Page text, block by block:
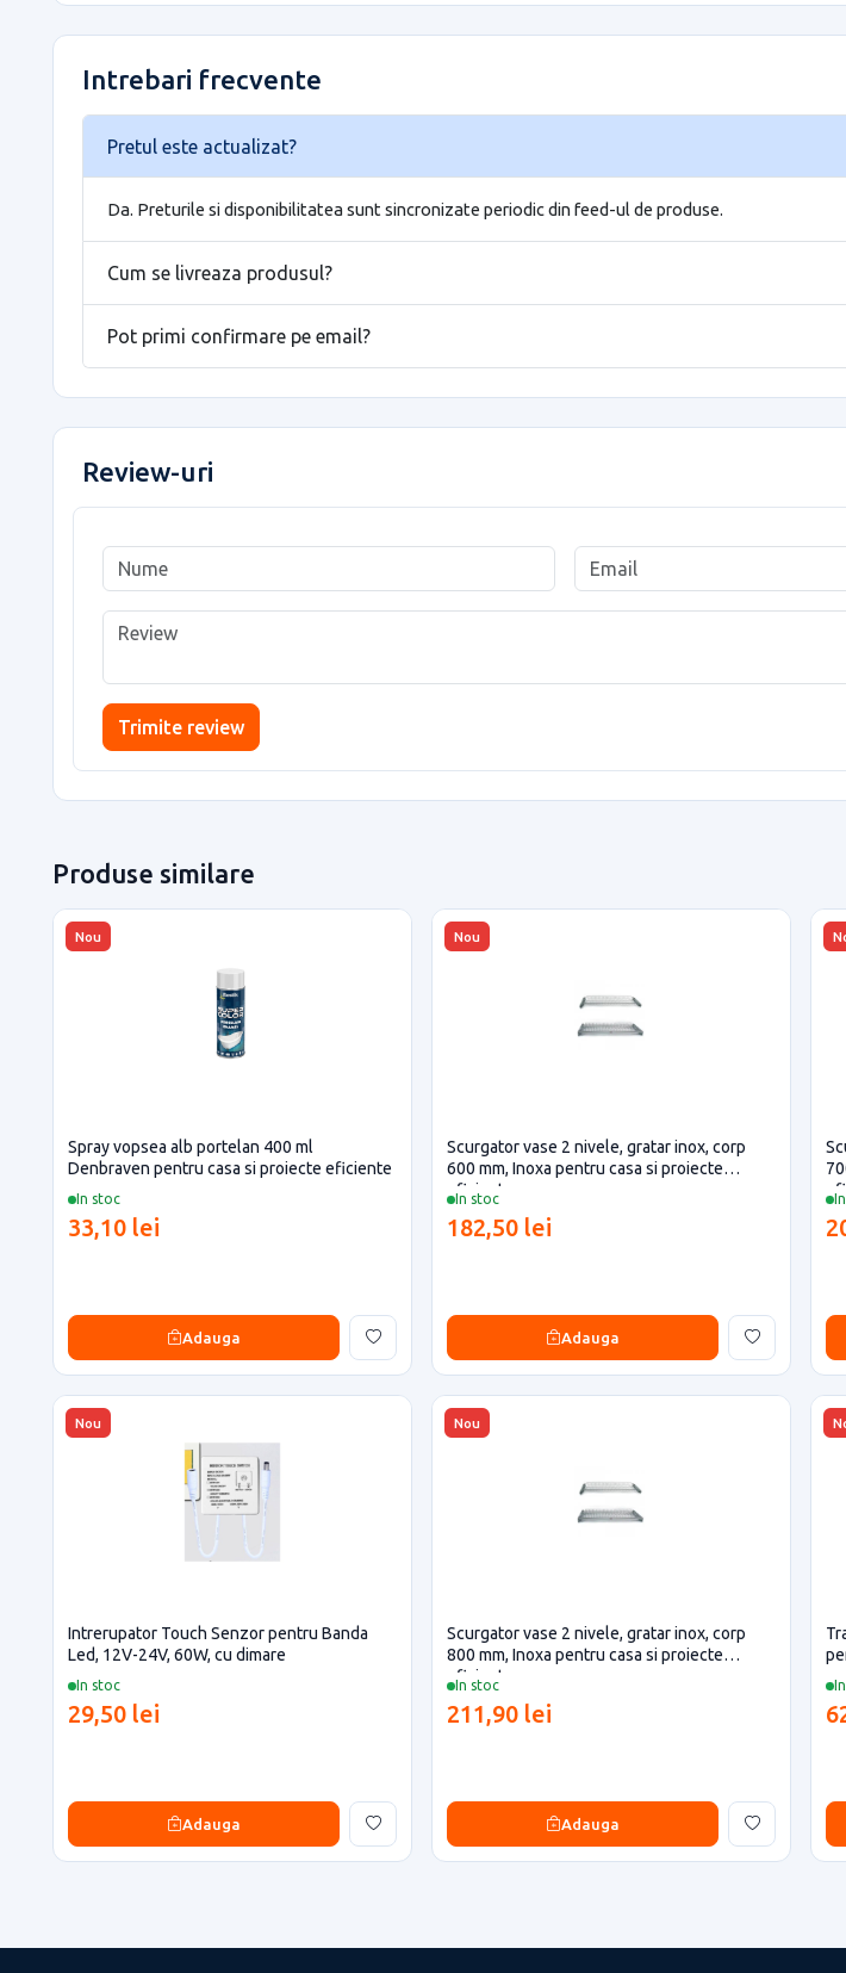
Intrebari frecvente
Pretul este actualizat?
Da. Preturile si disponibilitatea sunt sincronizate periodic din feed-ul de produse.
Cum se livreaza produsul?
Pot primi confirmare pe email?
Review-uri
Trimite review
Produse similare
Nou
In stoc
Spray vopsea alb portelan 400 ml
Denbraven pentru casa si proiecte eficiente
33,10 lei
Adauga
Nou
In stoc
Scurgator vase 2 nivele, gratar inox, corp
600 mm, Inoxa pentru casa si proiecte
eficiente
182,50 lei
Adauga
Nou
In stoc
Intrerupator Touch Senzor pentru Banda
Led, 12V-24V, 60W, cu dimare
29,50 lei
Adauga
Nou
In stoc
Scurgator vase 2 nivele, gratar inox, corp
800 mm, Inoxa pentru casa si proiecte
eficiente
211,90 lei
Adauga